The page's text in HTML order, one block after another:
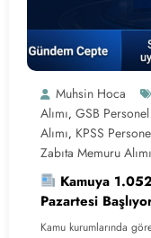
Muhsin Hoca
Alımı, GSB Personel
Alımı, KPSS
Zabıta Memuru Alımı
Kamuya
Pazartesi
Kamu kurumlarında